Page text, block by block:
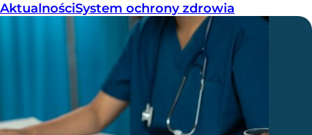
AktualnościSystem ochrony zdrowia